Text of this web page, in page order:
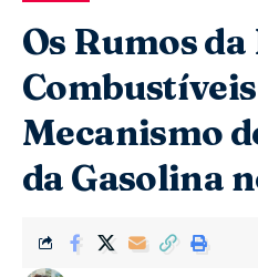
Os Rumos
Combustíveis
Mecanismo
da Gasolina